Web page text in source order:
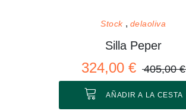
Stock delaoliva
Silla Peper
324,00 € 405,00 €
AÑADIR A LA CESTA